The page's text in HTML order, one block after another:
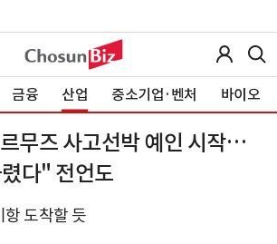
금융 산업 중소기업·벤처 바이오
무즈 사고선박 예인 시작…
다" 전언도
도착할 듯